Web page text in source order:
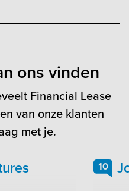
ons vinden
Financial Lease
van onze klanten
met je.
10